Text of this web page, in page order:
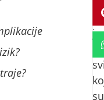
se
su